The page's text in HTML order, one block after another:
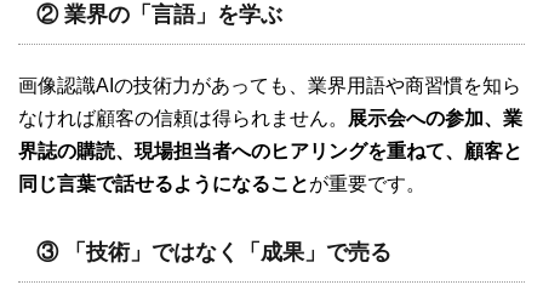
② 業界の「言語」を学ぶ
画像認識AIの技術力があっても、業界用語や商習慣を知ら
なければ顧客の信頼は得られません。
展示会への参加、業
界誌の購読、現場担当者へのヒアリングを重ねて、顧客と
同じ言葉で話せるようになることが重要です。
③ 「技術」ではなく「成果」で売る